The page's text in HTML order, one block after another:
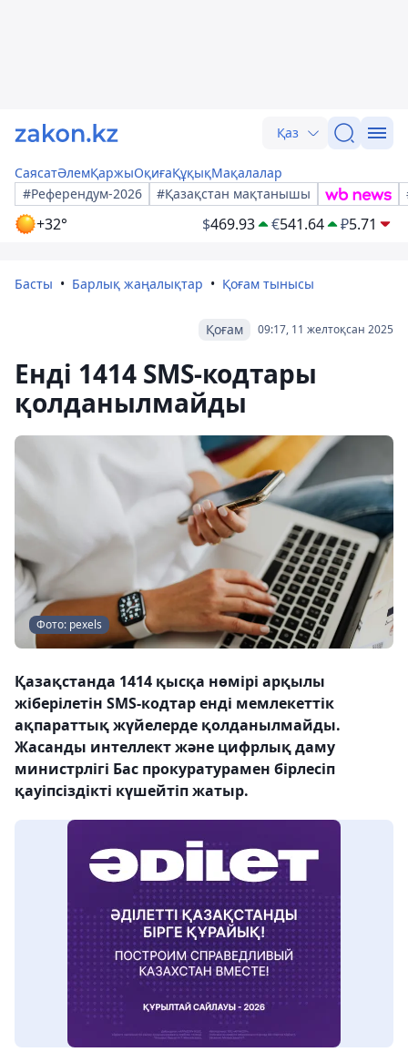
Қаз
СаясатӘлемҚаржыОқиғаҚұқықМақалалар
#Референдум-2026
#Қазақстан мақтанышы
+32° $469.93 €541.64 ₽5.71
Басты Барлық жаңалықтар Қоғам тынысы
09:17, 11 желтоқсан 2025
Қоғам
Енді 1414 SMS-кодтары
қолданылмайды
Фото: pexels
Қазақстанда 1414 қысқа нөмірі арқылы
жіберілетін SMS-кодтар енді мемлекеттік
ақпараттық жүйелерде қолданылмайды.
Жасанды интеллект және цифрлық даму
министрлігі Бас прокуратурамен бірлесіп
қауіпсіздікті күшейтіп жатыр.